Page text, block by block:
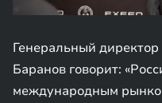
Генеральный директор
Баранов говорит:
международным